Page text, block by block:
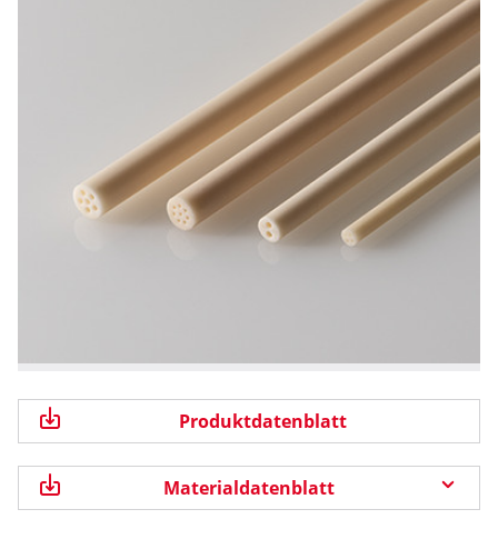
Produktdatenblatt
Materialdatenblatt